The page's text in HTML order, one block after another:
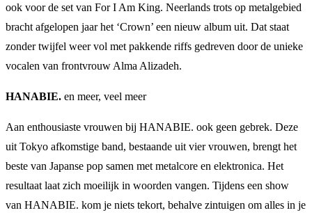
ook voor de set van For I Am King. Neerlands trots op metalgebied
bracht afgelopen jaar het ‘Crown’ een nieuw album uit. Dat staat
zonder twijfel weer vol met pakkende riffs gedreven door de unieke
vocalen van frontvrouw Alma Alizadeh.
HANABIE. en meer, veel meer
Aan enthousiaste vrouwen bij HANABIE. ook geen gebrek. Deze
uit Tokyo afkomstige band, bestaande uit vier vrouwen, brengt het
beste van Japanse pop samen met metalcore en elektronica. Het
resultaat laat zich moeilijk in woorden vangen. Tijdens een show
van HANABIE. kom je niets tekort, behalve zintuigen om alles in je